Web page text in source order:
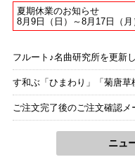
夏期休業のお知らせ
8月9日（日）～8月17日（月
フルート♪名曲研究所を更新し
す和ぶ「ひまわり」「菊唐草
ご注文完了後のご注文確認メ
ニュ